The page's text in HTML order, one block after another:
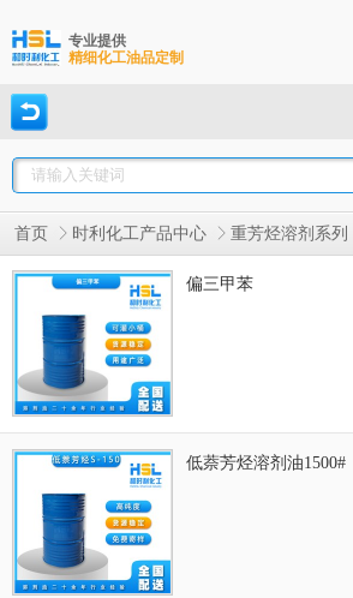
专业提供
精细化工油品定制
首页 时利化工产品中心 重芳烃溶剂系列
偏三甲苯
低萘芳烃溶剂油1500#